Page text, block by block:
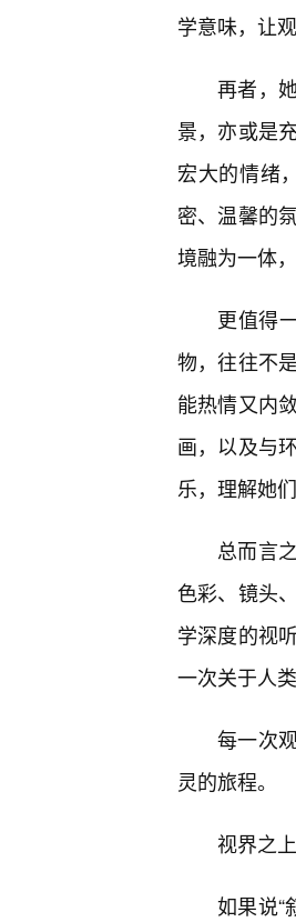
学意味，让
再者，
景，亦或是
宏大的情绪
密、温馨的
境融为一体
更值得
物，往往不
能热情又内
画，以及与
乐，理解她
总而言
色彩、镜头
学深度的视
一次关于人
每一次
灵的旅程。
视界之
如果说“